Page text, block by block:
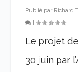
Publié par Richard
|
Le projet
30 juin par